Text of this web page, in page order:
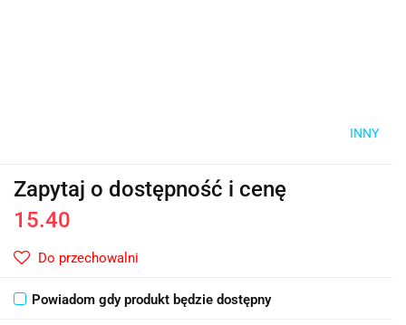
INNY
Zapytaj o dostępność i cenę
15.40
Do przechowalni
Powiadom gdy produkt będzie dostępny